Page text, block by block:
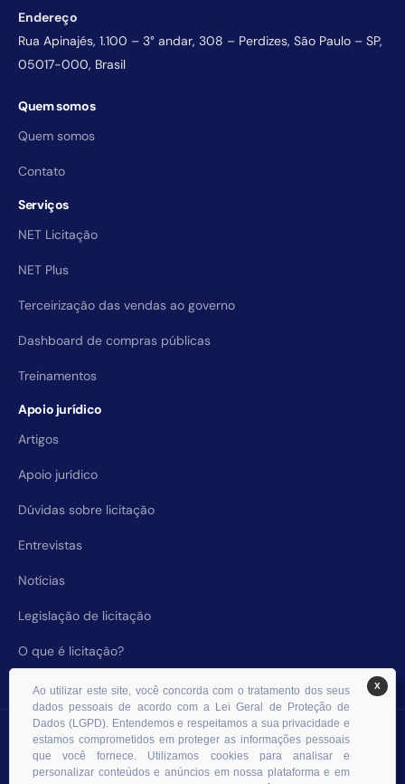
Endereço
Rua Apinajés, 1.100 – 3° andar, 308 – Perdizes, São Paulo – SP,
05017-000, Brasil
Quem somos
Quem somos
Contato
Serviços
NET Licitação
NET Plus
Terceirização das vendas ao governo
Dashboard de compras públicas
Treinamentos
Apoio jurídico
Artigos
Apoio jurídico
Dúvidas sobre licitação
Entrevistas
Notícias
Legislação de licitação
O que é licitação?
© 2026 RHS Licitações. Todos os direitos reservados.
X
Ao utilizar este site, você concorda com o tratamento dos seus
dados pessoais de acordo com a Lei Geral de Proteção de
Dados (LGPD). Entendemos e respeitamos a sua privacidade e
estamos comprometidos em proteger as informações pessoais
que você fornece. Utilizamos cookies para analisar e
personalizar conteúdos e anúncios em nossa plataforma e em